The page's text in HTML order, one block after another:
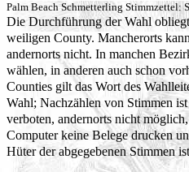
Palm Beach Schmetterling Stimmzettel:
Die Durchführung der Wahl
weiligen County. Mancherorts
andernorts nicht. In manchen
wählen, in anderen auch schon
Counties gilt das Wort des
Wahl; Nachzählen von Stimmen
verboten, andernorts nicht
Computer keine Belege drucken
Hüter der abgegebenen Stimmen